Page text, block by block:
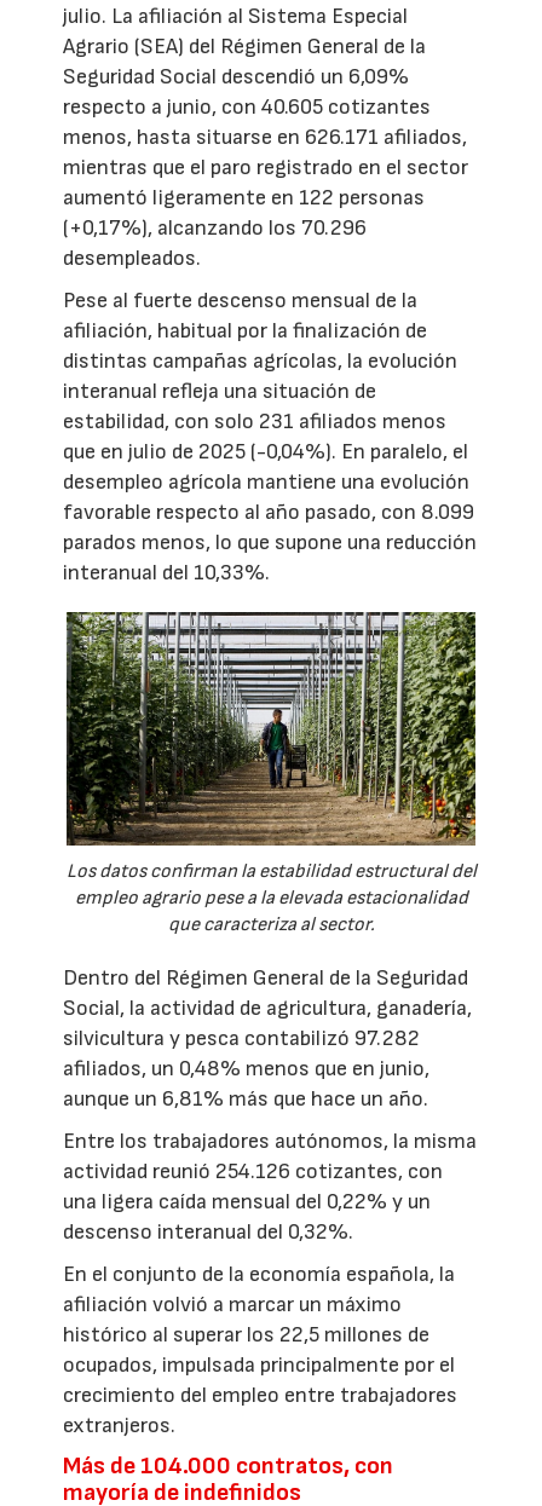
julio. La afiliación al Sistema Especial
Agrario (SEA) del Régimen General de la
Seguridad Social descendió un 6,09%
respecto a junio, con 40.605 cotizantes
menos, hasta situarse en 626.171 afiliados,
mientras que el paro registrado en el sector
aumentó ligeramente en 122 personas
(+0,17%), alcanzando los 70.296
desempleados.
Pese al fuerte descenso mensual de la
afiliación, habitual por la finalización de
distintas campañas agrícolas, la evolución
interanual refleja una situación de
estabilidad, con solo 231 afiliados menos
que en julio de 2025 (-0,04%). En paralelo, el
desempleo agrícola mantiene una evolución
favorable respecto al año pasado, con 8.099
parados menos, lo que supone una reducción
interanual del 10,33%.
Los datos confirman la estabilidad estructural del
empleo agrario pese a la elevada estacionalidad
que caracteriza al sector.
Dentro del Régimen General de la Seguridad
Social, la actividad de agricultura, ganadería,
silvicultura y pesca contabilizó 97.282
afiliados, un 0,48% menos que en junio,
aunque un 6,81% más que hace un año.
Entre los trabajadores autónomos, la misma
actividad reunió 254.126 cotizantes, con
una ligera caída mensual del 0,22% y un
descenso interanual del 0,32%.
En el conjunto de la economía española, la
afiliación volvió a marcar un máximo
histórico al superar los 22,5 millones de
ocupados, impulsada principalmente por el
crecimiento del empleo entre trabajadores
extranjeros.
Más de 104.000 contratos, con
mayoría de indefinidos